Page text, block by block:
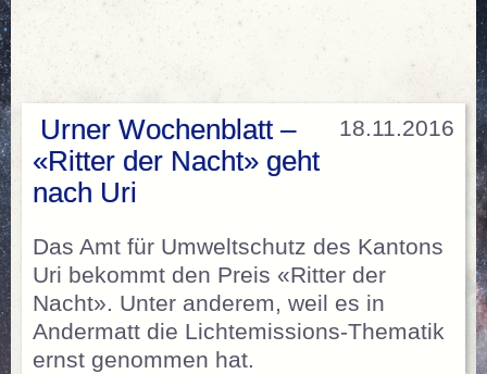
18.11.2016
Urner Wochenblatt –
«Ritter der Nacht» geht
nach Uri
Das Amt für Umweltschutz des Kantons
Uri bekommt den Preis «Ritter der
Nacht». Unter anderem, weil es in
Andermatt die Lichtemissions-Thematik
ernst genommen hat.